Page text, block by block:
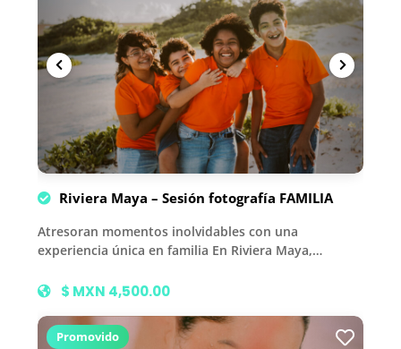
Riviera Maya – Sesión fotografía FAMILIA
Atresoran momentos inolvidables con una
experiencia única en familia En Riviera Maya,…
$ MXN 4,500.00
Promovido